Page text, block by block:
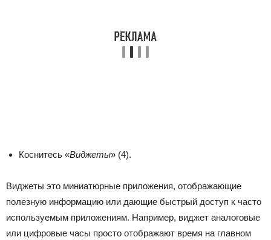
Коснитесь «Виджеты» (4).
Виджеты это миниатюрные приложения, отображающие
полезную информацию или дающие быстрый доступ к часто
используемым приложениям. Например, виджет аналоговые
или цифровые часы просто отображают время на главном